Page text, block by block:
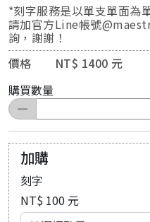
*刻字服務是以單支單面為
請加官方Line帳號
詢，謝謝！
價格 NT$ 1400 元
購買數量
加購
刻字
NT$ 100 元